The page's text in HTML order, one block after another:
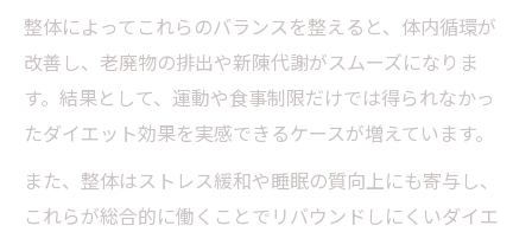
整体で骨盤を整える際の頻度と通院の目安
骨盤矯正の整体体験談やリアルな口コミ紹
介
食事制限に頼らない整体×ダイエットの可能性
整体で叶える食事制限不要のダイエット法
整体ダイエットの効果と食生活サポートの
整体によってこれらのバランスを整えると、体内循環が
改善し、老廃物の排出や新陳代謝がスムーズになりま
す。結果として、運動や食事制限だけでは得られなかっ
たダイエット効果を実感できるケースが増えています。
また、整体はストレス緩和や睡眠の質向上にも寄与し、
これらが総合的に働くことでリバウンドしにくいダイエ